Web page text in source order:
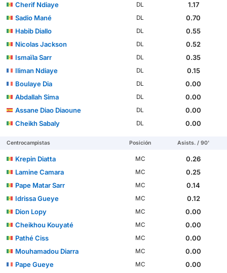
Cherif Ndiaye DL
1.17
Sadio Mané
DL
0.70
Habib Diallo
DL
0.55
Nicolas Jackson
DL
0.52
Ismaïla Sarr
DL
0.35
Iliman Ndiaye
DL
0.15
Boulaye Dia
DL
0.00
Abdallah Sima
DL
0.00
Assane Diao Diaoune
DL
0.00
Cheikh Sabaly
DL 0.00
Centrocampistas Posición Asists. / 90'
Krepin Diatta MC
0.26
Lamine Camara
MC
0.25
Pape Matar Sarr
MC
0.14
Idrissa Gueye
MC
0.12
Dion Lopy
MC
0.00
Cheikhou Kouyaté
MC
0.00
Pathé Ciss
MC
0.00
Mouhamadou Diarra
MC
0.00
Pape Gueye
MC
0.00